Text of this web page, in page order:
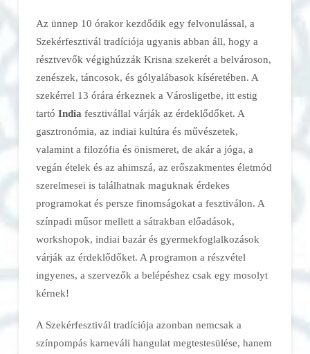
Az ünnep 10 órakor kezdődik egy felvonulással, a
Szekérfesztivál tradíciója ugyanis abban áll, hogy a
résztvevők végighúzzák Krisna szekerét a belvároson,
zenészek, táncosok, és gólyalábasok kíséretében. A
szekérrel 13 órára érkeznek a Városligetbe, itt estig
tartó India fesztivállal várják az érdeklődőket. A
gasztronómia, az indiai kultúra és művészetek,
valamint a filozófia és önismeret, de akár a jóga, a
vegán ételek és az ahimszá, az erőszakmentes életmód
szerelmesei is találhatnak maguknak érdekes
programokat és persze finomságokat a fesztiválon. A
színpadi műsor mellett a sátrakban előadások,
workshopok, indiai bazár és gyermekfoglalkozások
várják az érdeklődőket. A programon a részvétel
ingyenes, a szervezők a belépéshez csak egy mosolyt
kérnek!
A Szekérfesztivál tradíciója azonban nemcsak a
színpompás karneváli hangulat megtestesülése, hanem